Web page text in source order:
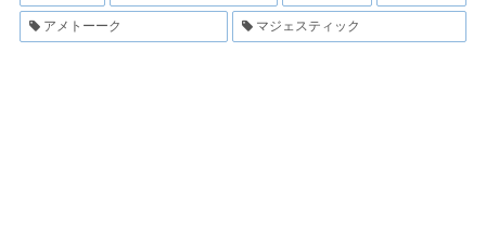
アメトーーク マジェスティック